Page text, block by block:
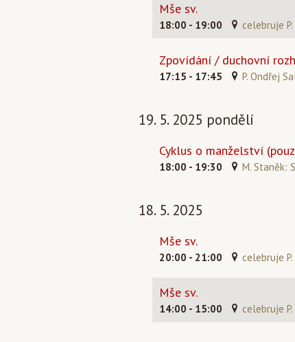
Mše sv.
18:00 - 19:00 celebruje
Zpovídání / duchovní
17:15 - 17:45 P. Ondřej
19. 5. 2025 pondělí
Cyklus o manželství
18:00 - 19:30 M. Staněk:
18. 5. 2025
Mše sv.
20:00 - 21:00 celebruje P.
Mše sv.
14:00 - 15:00 celebruje P.